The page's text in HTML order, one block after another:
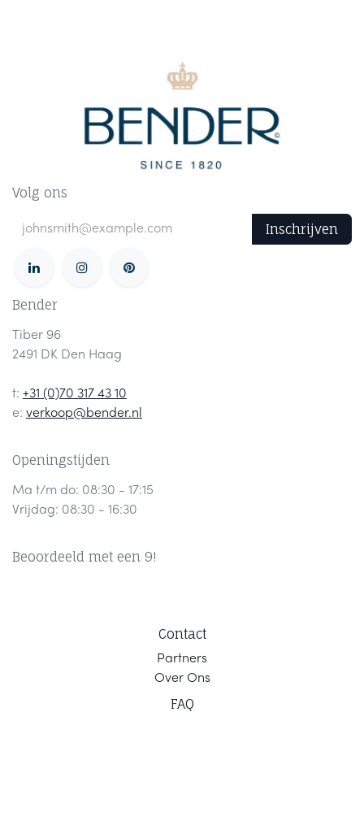
Volg ons
Inschrijven
Bender
Tiber 96
2491 DK Den Haag
t: +31 (0)70 317 43 10
e: verkoop@bender.nl
Openingstijden
Ma t/m do: 08:30 - 17:15
Vrijdag: 08:30 - 16:30
Beoordeeld met een 9!
Contact
Partners
Over Ons
FAQ